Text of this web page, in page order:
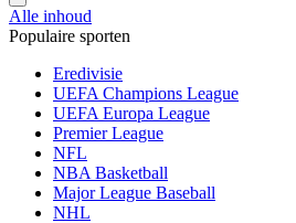
Alle inhoud
Populaire sporten
Eredivisie
UEFA Champions League
UEFA Europa League
Premier League
NFL
NBA Basketball
Major League Baseball
NHL